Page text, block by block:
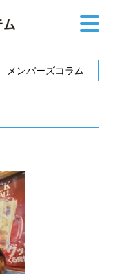
メンバーズコラム